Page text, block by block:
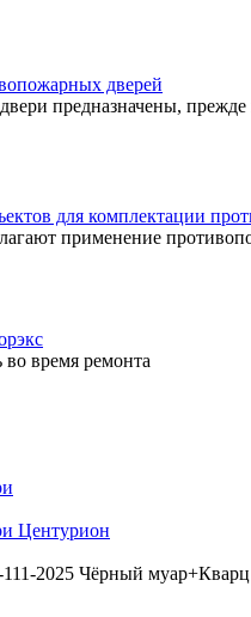
дверей
предназначены, прежде
для комплектации
применение
во время ремонта
Центурион
2025 Чёрный